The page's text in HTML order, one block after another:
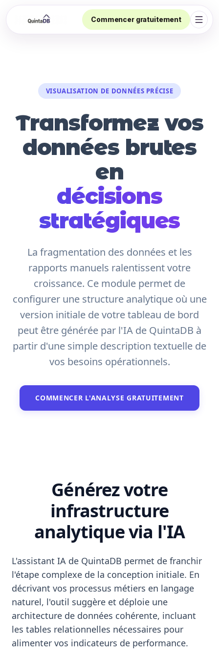
Commencer gratuitement
VISUALISATION DE DONNÉES PRÉCISE
Transformez vos
données brutes
en
décisions
stratégiques
La fragmentation des données et les
rapports manuels ralentissent votre
croissance. Ce module permet de
configurer une structure analytique où une
version initiale de votre tableau de bord
peut être générée par l'IA de QuintaDB à
partir d'une simple description textuelle de
vos besoins opérationnels.
COMMENCER L'ANALYSE GRATUITEMENT
Générez votre
infrastructure
analytique via l'IA
L'assistant IA de QuintaDB permet de franchir
l'étape complexe de la conception initiale. En
décrivant vos processus métiers en langage
naturel, l'outil suggère et déploie une
architecture de données cohérente, incluant
les tables relationnelles nécessaires pour
alimenter vos indicateurs de performance.